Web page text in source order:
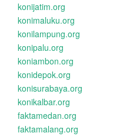
konijatim.org
konimaluku.org
konilampung.org
konipalu.org
koniambon.org
konidepok.org
konisurabaya.org
konikalbar.org
faktamedan.org
faktamalang.org